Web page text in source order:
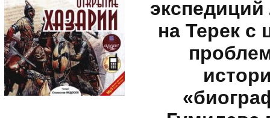
на Терек с